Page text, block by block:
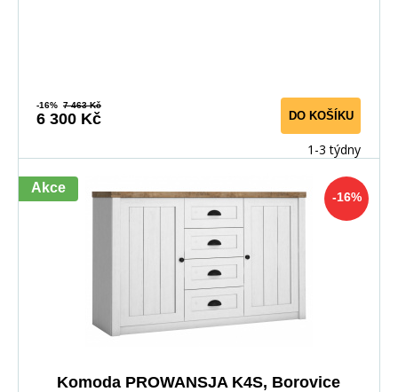
-16% 7 463 Kč
6 300 Kč DO KOŠÍKU
1-3 týdny
-16%
Akce
Komoda PROWANSJA K4S, Borovice